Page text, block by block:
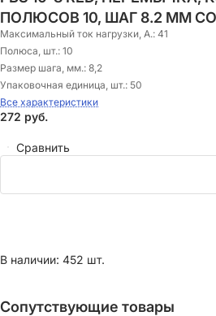
ПОЛЮСОВ 10, ШАГ 8.2 ММ
Максимальный ток нагрузки, А.: 41
Полюса, шт.: 10
Размер шага, мм.: 8,2
Упаковочная единица, шт.: 50
Все характеристики
272 руб.
Сравнить
В наличии: 452 шт.
Сопутствующие товары